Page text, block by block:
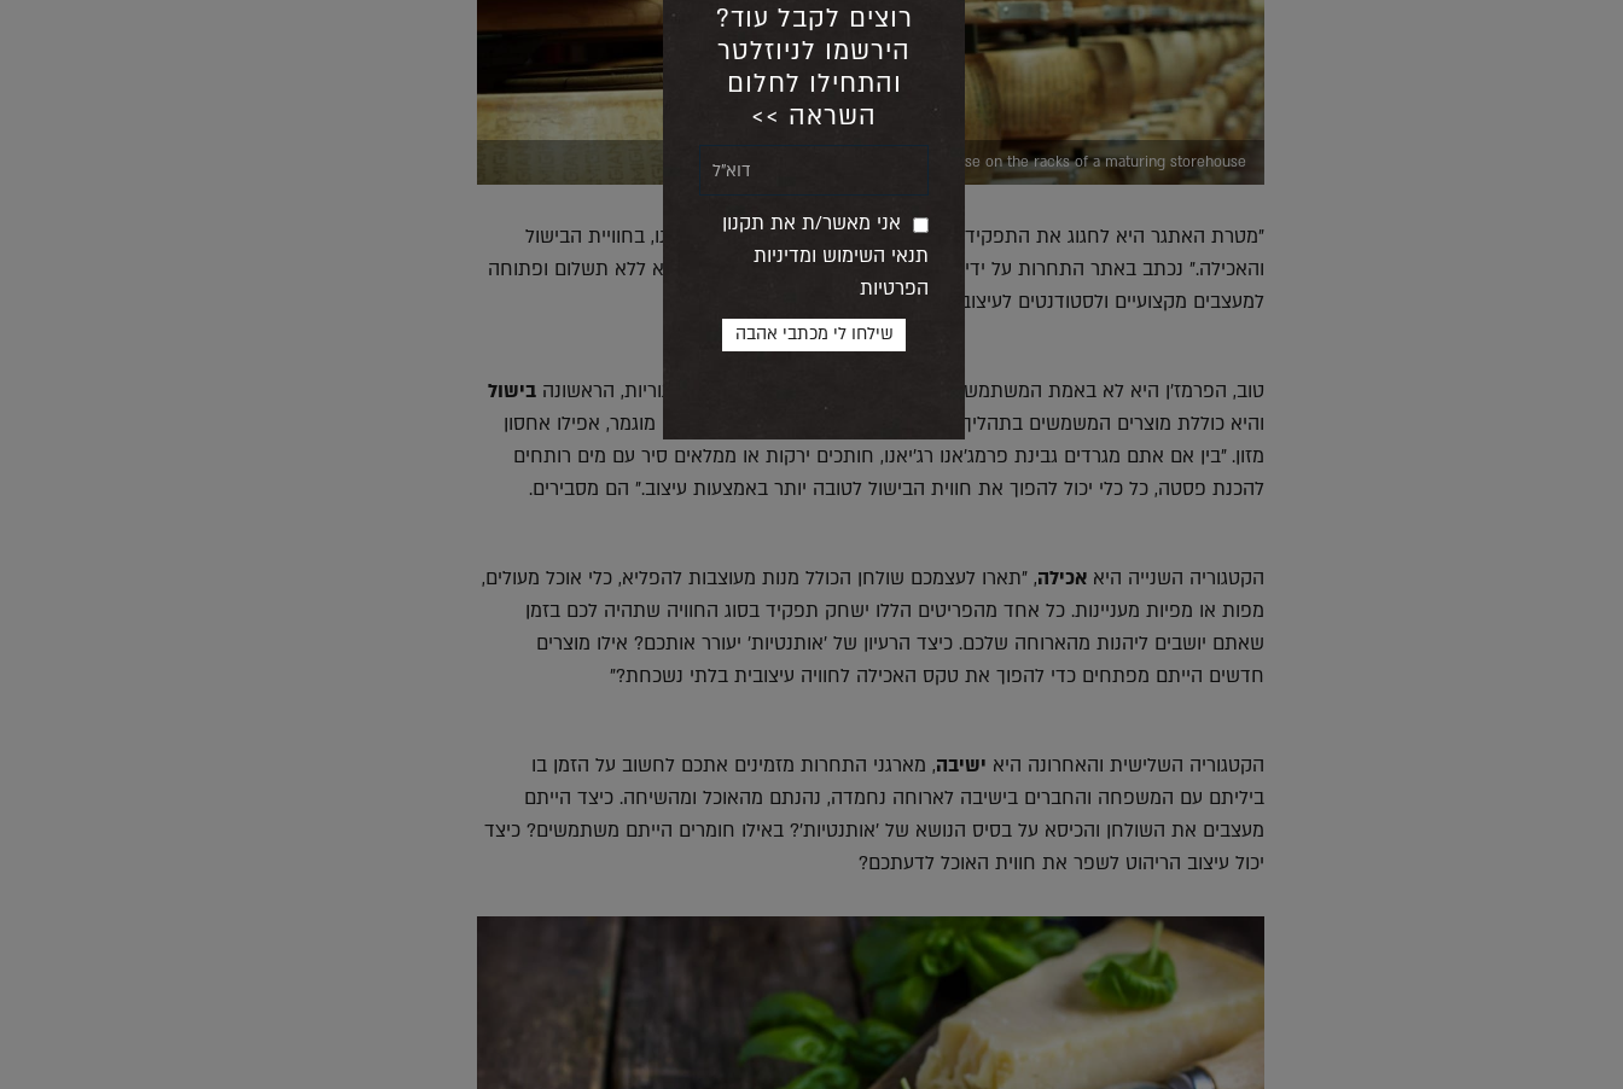
wheels of cheese on the racks of a maturing storehouse
"מטרת האתגר היא לחגוג את התפקיד שממלאת האותנטיות של הפרמז'ן שלנו, בחוויית הבישול
והאכילה." נכתב באתר התחרות על ידי המארגנים, "ההרשמה וההשתתפות היא ללא תשלום ופתוחה
למעצבים מקצועיים ולסטודנטים לעיצוב."
טוב, הפרמז'ן היא לא באמת המשתמשת העיקרית במוצר. לתחרות שלוש קטגוריות, הראשונה בישול
והיא כוללת מוצרים המשמשים בתהליך הבישול – החל מהכנת מזון ועד מתכון מוגמר, אפילו אחסון
מזון. "בין אם אתם מגרדים גבינת פרמג'אנו רג'יאנו, חותכים ירקות או ממלאים סיר עם מים רותחים
להכנת פסטה, כל כלי יכול להפוך את חווית הבישול לטובה יותר באמצעות עיצוב." הם מסבירים.
הקטגוריה השנייה היא אכילה, "תארו לעצמכם שולחן הכולל מנות מעוצבות להפליא, כלי אוכל מעולים,
מפות או מפיות מעניינות. כל אחד מהפריטים הללו ישחק תפקיד בסוג החוויה שתהיה לכם בזמן
שאתם יושבים ליהנות מהארוחה שלכם. כיצד הרעיון של 'אותנטיות' יעורר אותכם? אילו מוצרים
חדשים הייתם מפתחים כדי להפוך את טקס האכילה לחוויה עיצובית בלתי נשכחת?"
הקטגוריה השלישית והאחרונה היא ישיבה, מארגני התחרות מזמינים אתכם לחשוב על הזמן בו
ביליתם עם המשפחה והחברים בישיבה לארוחה נחמדה, נהנתם מהאוכל ומהשיחה. כיצד הייתם
מעצבים את השולחן והכיסא על בסיס הנושא של 'אותנטיות'? באילו חומרים הייתם משתמשים? כיצד
יכול עיצוב הריהוט לשפר את חווית האוכל לדעתכם?
רוצים לקבל עוד?
הירשמו לניוזלטר
והתחילו לחלום
השראה >>
אני מאשר/ת את תקנון
תנאי השימוש ומדיניות
הפרטיות